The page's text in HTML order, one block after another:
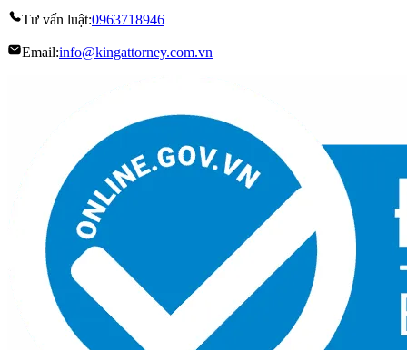
Tư vấn luật:0963718946
Email:info@kingattorney.com.vn